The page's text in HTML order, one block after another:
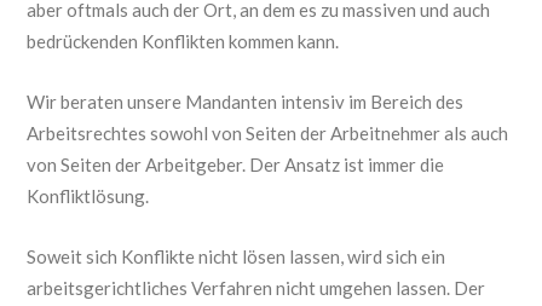
aber oftmals auch der Ort, an dem es zu massiven und auch
bedrückenden Konflikten kommen kann.
Wir beraten unsere Mandanten intensiv im Bereich des
Arbeitsrechtes sowohl von Seiten der Arbeitnehmer als auch
von Seiten der Arbeitgeber. Der Ansatz ist immer die
Konfliktlösung.
Soweit sich Konflikte nicht lösen lassen, wird sich ein
arbeitsgerichtliches Verfahren nicht umgehen lassen. Der